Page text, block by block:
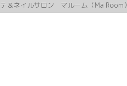
＆ネイルサロン マルーム（Ma Room）